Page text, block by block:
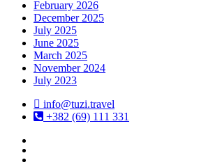
February 2026
December 2025
July 2025
June 2025
March 2025
November 2024
July 2023
info@tuzi.travel
+382 (69) 111 331